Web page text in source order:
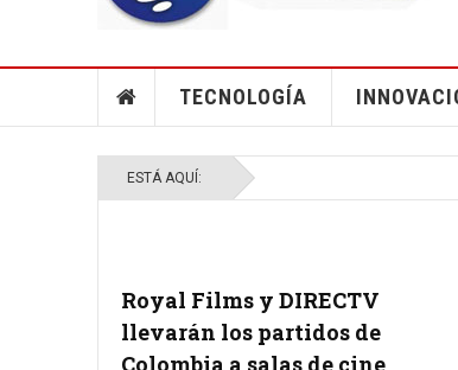
TECNOLOGÍA
ESTÁ AQUÍ:
Royal Films y DIRECTV
llevarán los partidos de
Colombia a salas de cine